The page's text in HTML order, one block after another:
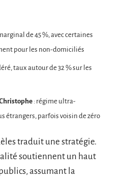
de 45 %, avec certaines
pour les non-domiciliés
taux autour de 32 % sur les
: régime ultra-
étrangers, parfois voisin de zéro
traduit une stratégie.
soutiennent un haut
assumant la